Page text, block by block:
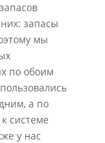
запасы
мы
по обоим
а по
системе
у нас